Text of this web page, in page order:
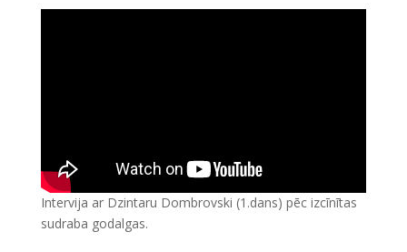
Intervija ar Dzintaru Dombrovski (1.dans) pēc izcīnītas
sudraba godalgas.